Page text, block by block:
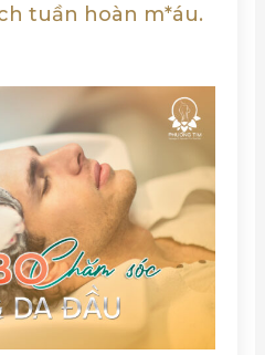
tuần hoàn m*áu.